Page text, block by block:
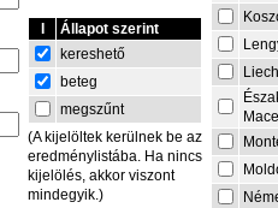
I
Állapot szerint
kereshető
beteg
megszűnt
(A kijelöltek kerülnek be az
eredménylistába. Ha nincs
kijelölés, akkor viszont
mindegyik.)